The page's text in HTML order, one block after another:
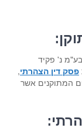
בע"מ נ' פקיד
פסק דין הצהרתי,
המתוקנים אשר